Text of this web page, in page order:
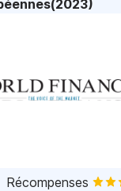
Récompenses